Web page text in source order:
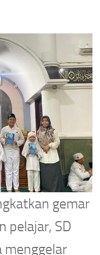
gemar
pelajar, SD
menggelar